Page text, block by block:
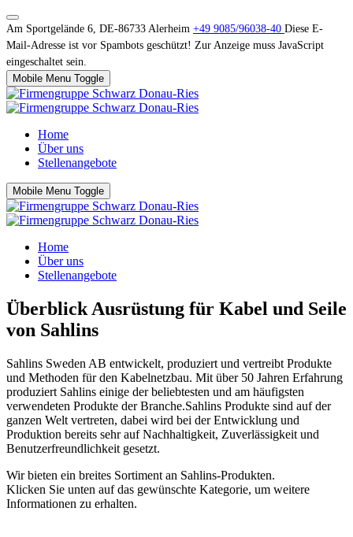
Am Sportgelände 6, DE-86733 Alerheim +49 9085/96038-40 Diese E-
Mail-Adresse ist vor Spambots geschützt! Zur Anzeige muss JavaScript
eingeschaltet sein.
Mobile Menu Toggle
Home
Über uns
Stellenangebote
Mobile Menu Toggle
Home
Über uns
Stellenangebote
Überblick Ausrüstung für Kabel und Seile
von Sahlins
Sahlins Sweden AB entwickelt, produziert und vertreibt Produkte
und Methoden für den Kabelnetzbau. Mit über 50 Jahren Erfahrung
produziert Sahlins einige der beliebtesten und am häufigsten
verwendeten Produkte der Branche.Sahlins Produkte sind auf der
ganzen Welt vertreten, dabei wird bei der Entwicklung und
Produktion bereits sehr aufNachhaltigkeit, Zuverlässigkeit und
Benutzerfreundlichkeit gesetzt.
Wir bieten ein breites Sortiment an Sahlins-Produkten.
Klicken Sie unten auf das gewünschte Kategorie, um weitere
Informationen zu erhalten.